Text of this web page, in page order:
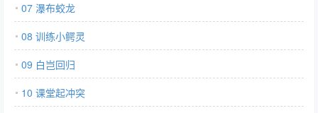
07 瀑布蛟龙
08 训练小鳄灵
09 白岂回归
10 课堂起冲突